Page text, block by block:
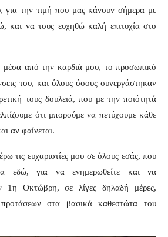
για την τιμή που μας κάνουν σήμερα με
και να τους ευχηθώ καλή επιτυχία στο
από την καρδιά μου, το προσωπικό
του, και όλους όσους συνεργάστηκαν
τους δουλειά, που με την ποιότητά
ότι μπορούμε να πετύχουμε κάθε
αν φαίνεται.
τις ευχαριστίες μου σε όλους εσάς, που
εδώ, για να ενημερωθείτε και να
1η Οκτώβρη, σε λίγες δηλαδή μέρες,
στα βασικά καθεστώτα του